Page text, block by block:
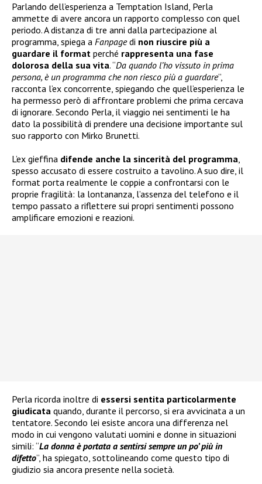
Parlando dell’esperienza a Temptation Island, Perla
ammette di avere ancora un rapporto complesso con quel
periodo. A distanza di tre anni dalla partecipazione al
programma, spiega a Fanpagedi non riuscire più a
guardare il format perché rappresenta una fase
dolorosa della sua vita. “Da quando l’ho vissuto in prima
persona, è un programma che non riesco più a guardare”,
racconta l’ex concorrente, spiegando che quell’esperienza le
ha permesso però di affrontare problemi che prima cercava
di ignorare. Secondo Perla, il viaggio nei sentimenti le ha
dato la possibilità di prendere una decisione importante sul
suo rapporto con Mirko Brunetti.
L’ex gieffina difende anche la sincerità del programma,
spesso accusato di essere costruito a tavolino. A suo dire, il
format porta realmente le coppie a confrontarsi con le
proprie fragilità: la lontananza, l’assenza del telefono e il
tempo passato a riflettere sui propri sentimenti possono
amplificare emozioni e reazioni.
Perla ricorda inoltre di essersi sentita particolarmente
giudicata quando, durante il percorso, si era avvicinata a un
tentatore. Secondo lei esiste ancora una differenza nel
modo in cui vengono valutati uomini e donne in situazioni
simili: “La donna è portata a sentirsi sempre un po’ più in
difetto”, ha spiegato, sottolineando come questo tipo di
giudizio sia ancora presente nella società.